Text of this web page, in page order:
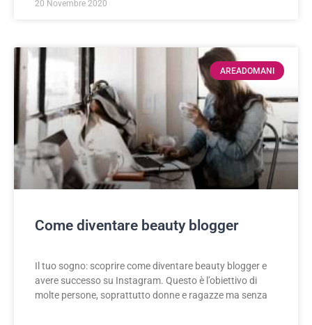
20 Novembre 2020
AREADOMANI
Come diventare beauty blogger
Il tuo sogno: scoprire come diventare beauty blogger e
avere successo su Instagram. Questo è l’obiettivo di
molte persone, soprattutto donne e ragazze ma senza